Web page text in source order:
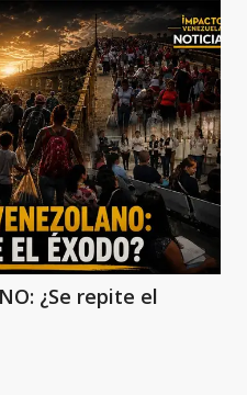
¿Se repite el